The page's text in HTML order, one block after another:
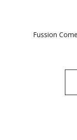
Fussion